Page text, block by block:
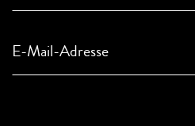
E-Mail-Adresse